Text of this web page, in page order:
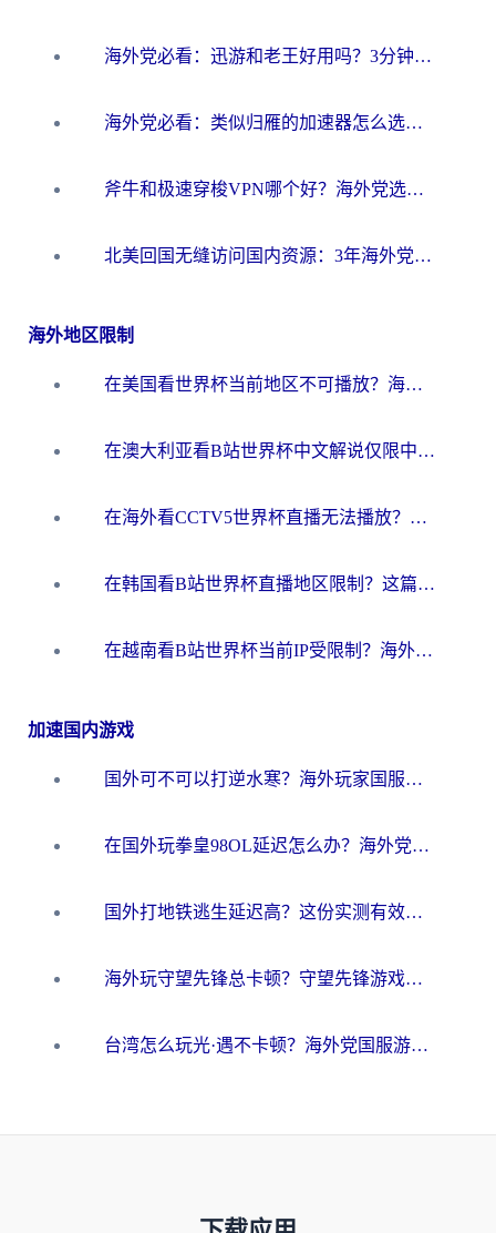
海外党必看：迅游和老王好用吗？3分钟选对加速国内网络的加速器
海外党必看：类似归雁的加速器怎么选？一篇搞定无缝访问国内资源
斧牛和极速穿梭VPN哪个好？海外党选回国加速器必看的真实对比与避坑指南
北美回国无缝访问国内资源：3年海外党亲测的加速器选择指南
海外地区限制
在美国看世界杯当前地区不可播放？海外党体育观赛终极指南来了！
在澳大利亚看B站世界杯中文解说仅限中国大陆？这篇指南帮你打破限制看遍赛事
在海外看CCTV5世界杯直播无法播放？这篇指南让你和国内球迷同步呐喊
在韩国看B站世界杯直播地区限制？这篇指南让你告别“当前地区不可播放”
在越南看B站世界杯当前IP受限制？海外党体育观赛终极指南来了
加速国内游戏
国外可不可以打逆水寒？海外玩家国服畅玩终极指南（附漫威荒野乱斗加速方案）
在国外玩拳皇98OL延迟怎么办？海外党亲测有效的低延迟指南
国外打地铁逃生延迟高？这份实测有效的低延迟指南帮你吃鸡
海外玩守望先锋总卡顿？守望先锋游戏加速器在哪里买&避坑指南（附欧洲非洲游戏实测）
台湾怎么玩光·遇不卡顿？海外党国服游戏加速终极攻略（附实测体验）